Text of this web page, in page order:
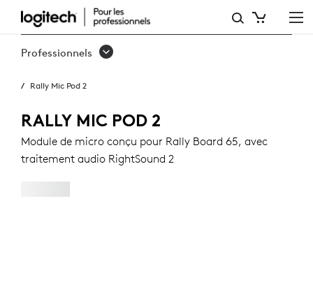
RALLY
MIC
Professionnels
Rally Mic Pod 2
RALLY MIC POD 2
Module de micro conçu pour Rally Board 65, avec
traitement audio RightSound 2